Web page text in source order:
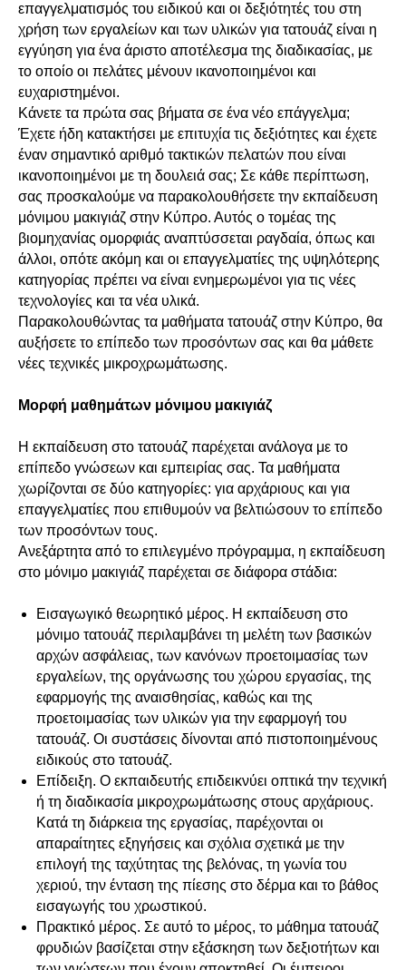
επαγγελματισμός του ειδικού και οι δεξιότητές του στη
χρήση των εργαλείων και των υλικών για τατουάζ είναι η
εγγύηση για ένα άριστο αποτέλεσμα της διαδικασίας, με
το οποίο οι πελάτες μένουν ικανοποιημένοι και
ευχαριστημένοι.
Κάνετε τα πρώτα σας βήματα σε ένα νέο επάγγελμα;
Έχετε ήδη κατακτήσει με επιτυχία τις δεξιότητες και έχετε
έναν σημαντικό αριθμό τακτικών πελατών που είναι
ικανοποιημένοι με τη δουλειά σας; Σε κάθε περίπτωση,
σας προσκαλούμε να παρακολουθήσετε την εκπαίδευση
μόνιμου μακιγιάζ στην Κύπρο. Αυτός ο τομέας της
βιομηχανίας ομορφιάς αναπτύσσεται ραγδαία, όπως και
άλλοι, οπότε ακόμη και οι επαγγελματίες της υψηλότερης
κατηγορίας πρέπει να είναι ενημερωμένοι για τις νέες
τεχνολογίες και τα νέα υλικά.
Παρακολουθώντας τα μαθήματα τατουάζ στην Κύπρο, θα
αυξήσετε το επίπεδο των προσόντων σας και θα μάθετε
νέες τεχνικές μικροχρωμάτωσης.
Μορφή μαθημάτων μόνιμου μακιγιάζ
Η εκπαίδευση στο τατουάζ παρέχεται ανάλογα με το
επίπεδο γνώσεων και εμπειρίας σας. Τα μαθήματα
χωρίζονται σε δύο κατηγορίες: για αρχάριους και για
επαγγελματίες που επιθυμούν να βελτιώσουν το επίπεδο
των προσόντων τους.
Ανεξάρτητα από το επιλεγμένο πρόγραμμα, η εκπαίδευση
στο μόνιμο μακιγιάζ παρέχεται σε διάφορα στάδια:
Εισαγωγικό θεωρητικό μέρος. Η εκπαίδευση στο
μόνιμο τατουάζ περιλαμβάνει τη μελέτη των βασικών
αρχών ασφάλειας, των κανόνων προετοιμασίας των
εργαλείων, της οργάνωσης του χώρου εργασίας, της
εφαρμογής της αναισθησίας, καθώς και της
προετοιμασίας των υλικών για την εφαρμογή του
τατουάζ. Οι συστάσεις δίνονται από πιστοποιημένους
ειδικούς στο τατουάζ.
Επίδειξη. Ο εκπαιδευτής επιδεικνύει οπτικά την τεχνική
ή τη διαδικασία μικροχρωμάτωσης στους αρχάριους.
Κατά τη διάρκεια της εργασίας, παρέχονται οι
απαραίτητες εξηγήσεις και σχόλια σχετικά με την
επιλογή της ταχύτητας της βελόνας, τη γωνία του
χεριού, την ένταση της πίεσης στο δέρμα και το βάθος
εισαγωγής του χρωστικού.
Πρακτικό μέρος. Σε αυτό το μέρος, το μάθημα τατουάζ
φρυδιών βασίζεται στην εξάσκηση των δεξιοτήτων και